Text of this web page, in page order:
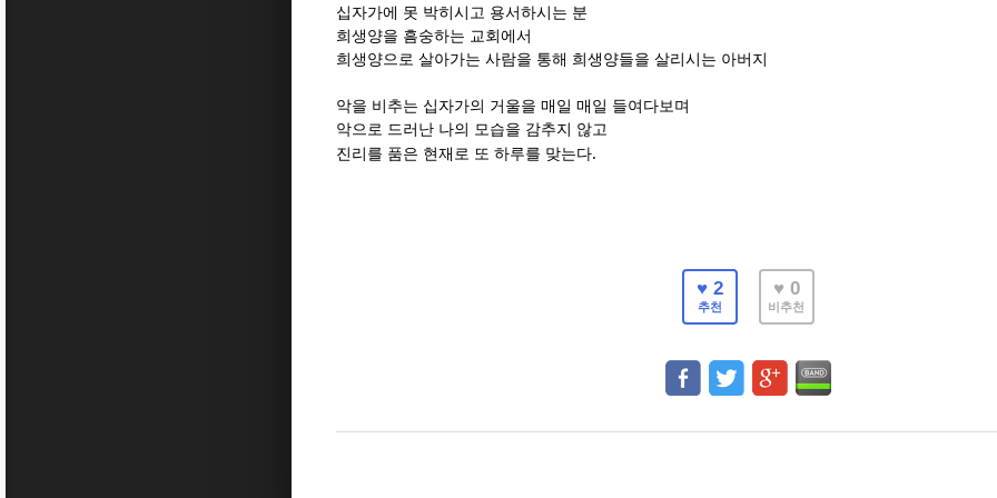
십자가에 못 박히시고 용서하시는 분
희생양을 흠숭하는 교회에서
희생양으로 살아가는 사람을 통해 희생양들을 살리시는 아버지
악을 비추는 십자가의 거울을 매일 매일 들여다보며
악으로 드러난 나의 모습을 감추지 않고
진리를 품은 현재로 또 하루를 맞는다.
♥ 2
추천
♥ 0
비추천